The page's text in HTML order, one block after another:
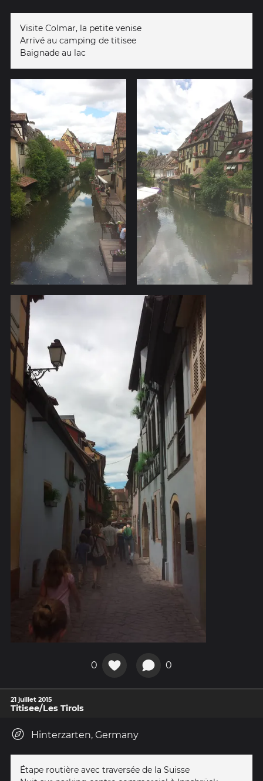
Visite Colmar, la petite venise
Arrivé au camping de titisee
Baignade au lac
0 0
21 juillet 2015
Titisee/Les Tirols
Hinterzarten, Germany
Étape routière avec traversée de la Suisse